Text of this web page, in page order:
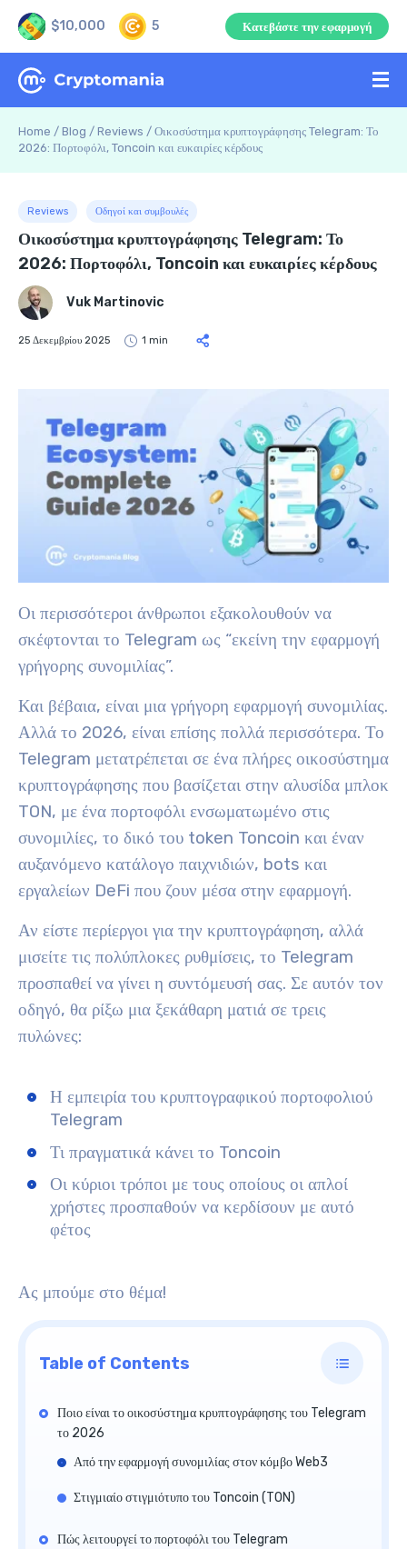
$10,000 5 Κατεβάστε την εφαρμογή
Home / Blog / Reviews / Οικοσύστημα κρυπτογράφησης Telegram: Το
2026: Πορτοφόλι, Toncoin και ευκαιρίες κέρδους
Reviews Οδηγοί και συμβουλές
Οικοσύστημα κρυπτογράφησης Telegram: Το
2026: Πορτοφόλι, Toncoin και ευκαιρίες κέρδους
Vuk Martinovic
25 Δεκεμβρίου 2025 1 min
Οι περισσότεροι άνθρωποι εξακολουθούν να
σκέφτονται το Telegram ως “εκείνη την εφαρμογή
γρήγορης συνομιλίας”.
Και βέβαια, είναι μια γρήγορη εφαρμογή συνομιλίας.
Αλλά το 2026, είναι επίσης πολλά περισσότερα. Το
Telegram μετατρέπεται σε ένα πλήρες οικοσύστημα
κρυπτογράφησης που βασίζεται στην αλυσίδα μπλοκ
TON, με ένα πορτοφόλι ενσωματωμένο στις
συνομιλίες, το δικό του token Toncoin και έναν
αυξανόμενο κατάλογο παιχνιδιών, bots και
εργαλείων DeFi που ζουν μέσα στην εφαρμογή.
Αν είστε περίεργοι για την κρυπτογράφηση, αλλά
μισείτε τις πολύπλοκες ρυθμίσεις, το Telegram
προσπαθεί να γίνει η συντόμευσή σας. Σε αυτόν τον
οδηγό, θα ρίξω μια ξεκάθαρη ματιά σε τρεις
πυλώνες:
Η εμπειρία του κρυπτογραφικού πορτοφολιού
Telegram
Τι πραγματικά κάνει το Toncoin
Οι κύριοι τρόποι με τους οποίους οι απλοί
χρήστες προσπαθούν να κερδίσουν με αυτό
φέτος
Ας μπούμε στο θέμα!
Table of Contents
Ποιο είναι το οικοσύστημα κρυπτογράφησης του Telegram
το 2026
Από την εφαρμογή συνομιλίας στον κόμβο Web3
Στιγμιαίο στιγμιότυπο του Toncoin (TON)
Πώς λειτουργεί το πορτοφόλι του Telegram